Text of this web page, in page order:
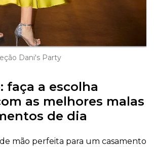
Dani's Party
faça a escolha
as melhores malas
de dia
mão perfeita para um casamento